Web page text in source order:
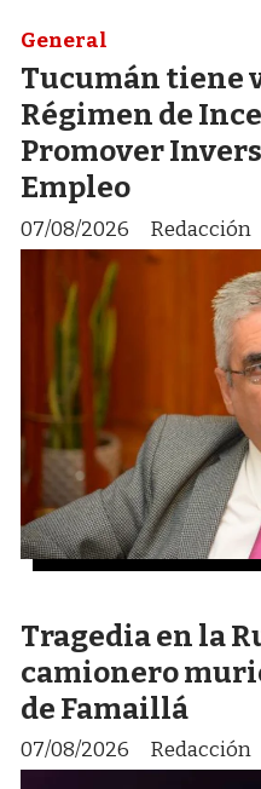
Tucumán tiene
Régimen de
Promover
Empleo
Redacción
General
07/08/2026
Tragedia en la
camionero
de Famaillá
Redacción
07/08/2026